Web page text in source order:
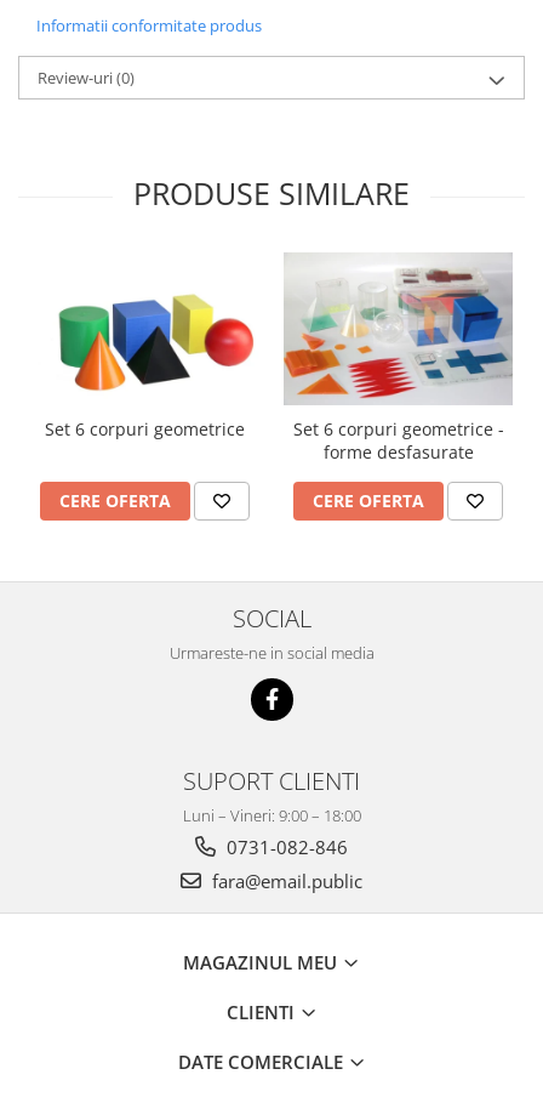
Informatii conformitate produs
Review-uri(0)
PRODUSE SIMILARE
Set 6 corpuri geometrice
CERE OFERTA
Set 6 corpuri geometrice -
forme desfasurate
CERE OFERTA
SOCIAL
Urmareste-ne in social media
SUPORT CLIENTI
Luni – Vineri: 9:00 – 18:00
0731-082-846
fara@email.public
MAGAZINUL MEU
CLIENTI
DATE COMERCIALE